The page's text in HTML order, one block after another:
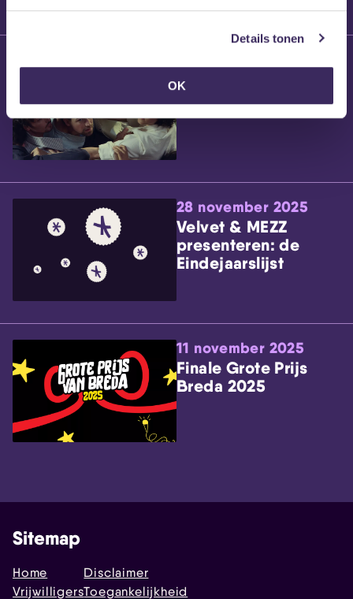
Details tonen
OKWillem’s Blog: Ão
28 november 2025
Velvet & MEZZ
presenteren: de
Eindejaarslijst
11 november 2025
Finale Grote Prijs
Breda 2025
Sitemap
Home
Vrijwilligers
Disclaimer
Toegankelijkheid